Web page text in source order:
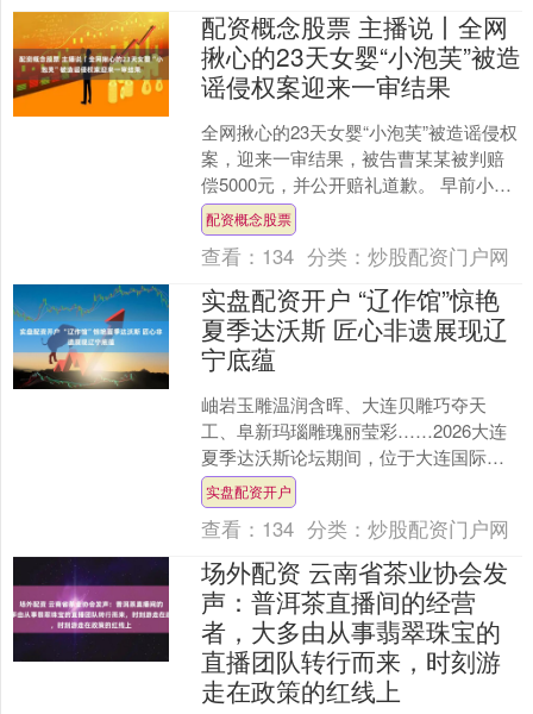
配资概念股票 主播说丨全网
揪心的23天女婴“小泡芙”被造
谣侵权案迎来一审结果
全网揪心的23天女婴“小泡芙”被造谣侵权
案，迎来一审结果，被告曹某某被判赔
偿5000元，并公开赔礼道歉。 早前小泡
芙不幸呛奶离世，网友曹某某恶意盗用
孩子照片造谣....
配资概念股票
查看： 134 分类：炒股配资门户网
实盘配资开户 “辽作馆”惊艳
夏季达沃斯 匠心非遗展现辽
宁底蕴
岫岩玉雕温润含晖、大连贝雕巧夺天
工、阜新玛瑙雕瑰丽莹彩……2026大连
夏季达沃斯论坛期间，位于大连国际会
议中心一楼东侧、建筑面积1200平方米
的“辽作馆”大连国....
实盘配资开户
查看： 134 分类：炒股配资门户网
场外配资 云南省茶业协会发
声：普洱茶直播间的经营
者，大多由从事翡翠珠宝的
直播团队转行而来，时刻游
走在政策的红线上